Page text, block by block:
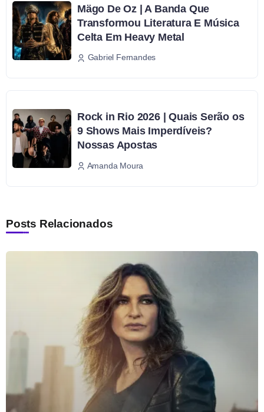
Mägo De Oz | A Banda Que
Transformou Literatura E Música
Celta Em Heavy Metal
Gabriel Fernandes
Rock in Rio 2026 | Quais Serão os
9 Shows Mais Imperdíveis?
Nossas Apostas
Amanda Moura
Posts Relacionados